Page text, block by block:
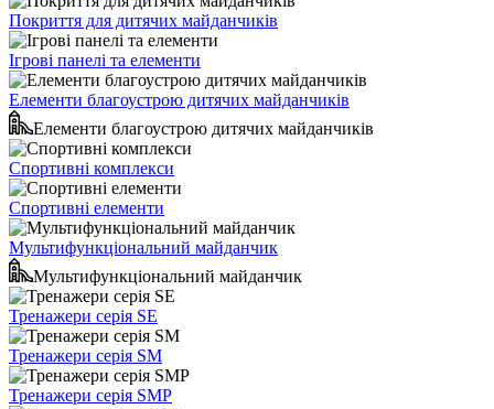
Покриття для дитячих майданчиків
Ігрові панелі та елементи
Елементи благоустрою дитячих майданчиків
Елементи благоустрою дитячих майданчиків
Спортивні комплекси
Спортивні елементи
Мультифункціональний майданчик
Мультифункціональний майданчик
Тренажери серія SE
Тренажери серія SM
Тренажери серія SMP